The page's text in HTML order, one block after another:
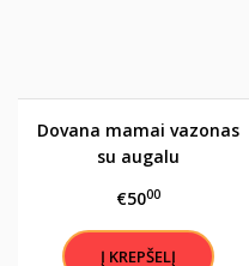
Dovana mamai vazonas
su augalu
€5000